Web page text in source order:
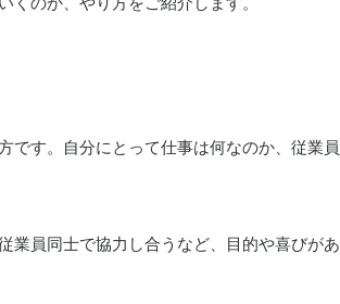
です。自分にとって仕事は何なのか、従業員
業員同士で協力し合うなど、目的や喜びがあ